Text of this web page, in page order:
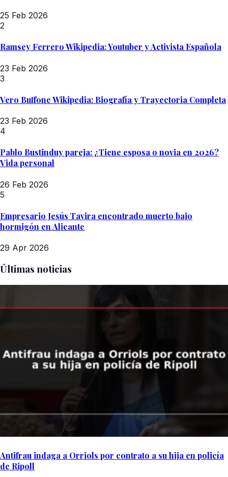
25 Feb 2026
2
Ramsey Ferrero Wikipedia: Youtuber y Activista Española
23 Feb 2026
3
Vero Buffone Wikipedia: Biografía y Trayectoria Completa
23 Feb 2026
4
Pablo Bustinduy pareja: ¿Tiene esposa o novia en 2026?
Vida personal
26 Feb 2026
5
Empresario Jesús Tavira encontrado muerto bajo
hormigón en Alicante
29 Apr 2026
Últimas noticias
Antifrau indaga a Orriols por contrato a su hija en policía
de Ripoll